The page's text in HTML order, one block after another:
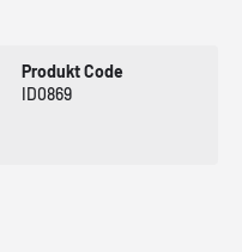
Produkt Code
ID0869